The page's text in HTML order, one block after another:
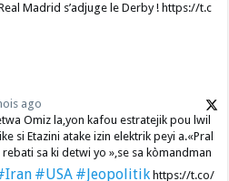
Madrid s’adjuge le Derby ! https://t.c
ago
Omiz la,yon kafou estratejik pou lwil
si Etazini atake izin elektrik peyi a.​«Pral
sa ki detwi yo »,se sa kòmandman
#USA #Jeopolitikhttps://t.co/